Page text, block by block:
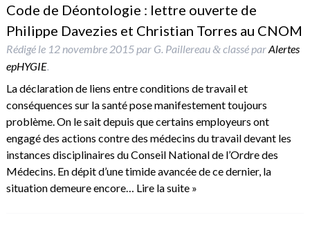
Code de Déontologie : lettre ouverte de
Philippe Davezies et Christian Torres au CNOM
Rédigé le 12 novembre 2015par G. Paillereau &classé parAlertes
epHYGIE.
La déclaration de liens entre conditions de travail et
conséquences sur la santé pose manifestement toujours
problème. On le sait depuis que certains employeurs ont
engagé des actions contre des médecins du travail devant les
instances disciplinaires du Conseil National de l’Ordre des
Médecins. En dépit d’une timide avancée de ce dernier, la
situation demeure encore… Lire la suite »